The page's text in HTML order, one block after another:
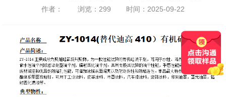
作者： 浏览：299 时间：2025-09-22